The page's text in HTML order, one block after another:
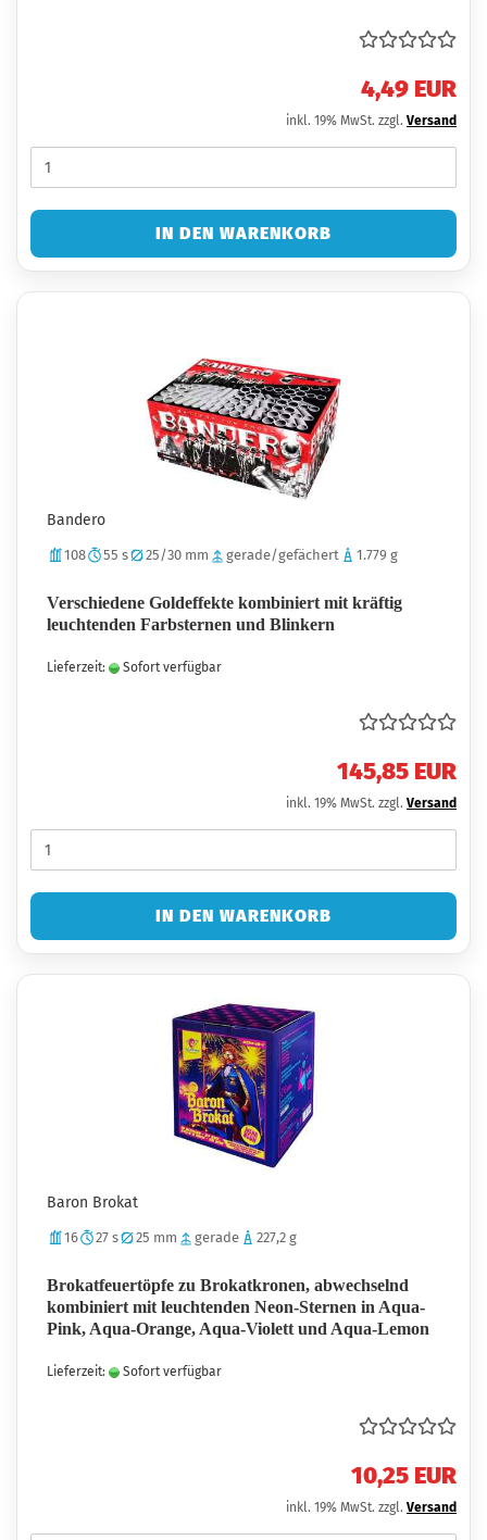
4,49 EUR
inkl. 19% MwSt. zzgl. Versand
IN DEN WARENKORB
Bandero
108 55 s 25/30 mm gerade/gefächert 1.779 g
Verschiedene Goldeffekte kombiniert mit kräftig
leuchtenden Farbsternen und Blinkern
Lieferzeit: Sofort verfügbar
145,85 EUR
inkl. 19% MwSt. zzgl. Versand
IN DEN WARENKORB
Baron Brokat
16 27 s 25 mm gerade 227,2 g
Brokatfeuertöpfe zu Brokatkronen, abwechselnd
kombiniert mit leuchtenden Neon-Sternen in Aqua-
Pink, Aqua-Orange, Aqua-Violett und Aqua-Lemon
Lieferzeit: Sofort verfügbar
10,25 EUR
inkl. 19% MwSt. zzgl. Versand